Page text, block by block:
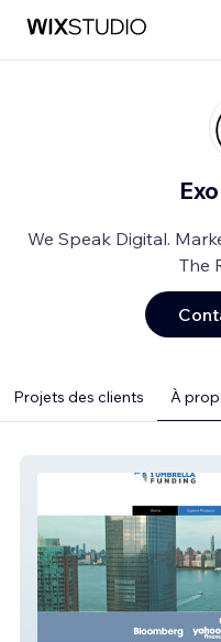
We Speak Digital.
The
Projets des clients À